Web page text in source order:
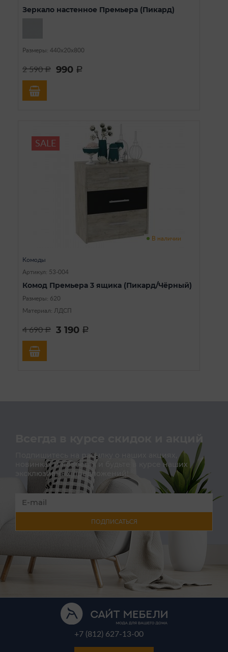
Зеркало настенное Премьера (Пикард)
Размеры: 440х20х800
2 590a 990 a
SALE
В наличии
Комоды
Артикул: 53-004
Комод Премьера 3 ящика (Пикард/Чёрный)
Размеры: 620
Материал: ЛДСП
4 690a 3 190 a
Всегда в курсе скидок и акций
Подпишитесь на расылку о наших акциях,
новинках и новостях и будьте в курсе наших
эксклюзивных предложений!
ПОДПИСАТЬСЯ
+7 (812) 627-13-00